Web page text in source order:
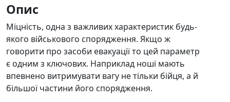
Опис
Міцність, одна з важливих характеристик будь-
якого військового спорядження. Якщо ж
говорити про засоби евакуації то цей параметр
є одним з ключових. Наприклад ноші мають
впевнено витримувати вагу не тільки бійця, а й
більшої частини його спорядження.